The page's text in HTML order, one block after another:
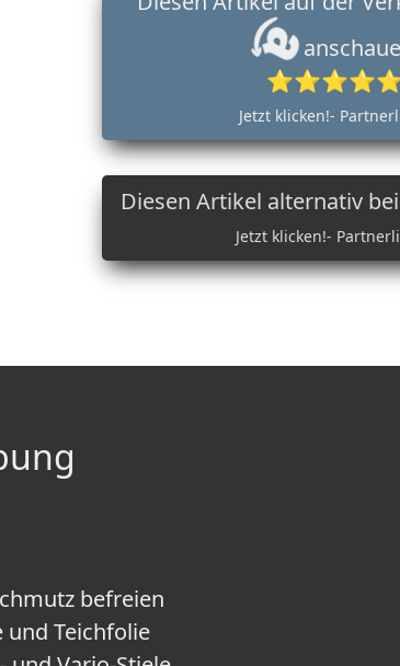
Jetzt klicken!-
Diesen Artikel alternativ bei
Jetzt klicken!-
befreien
und Teichfolie